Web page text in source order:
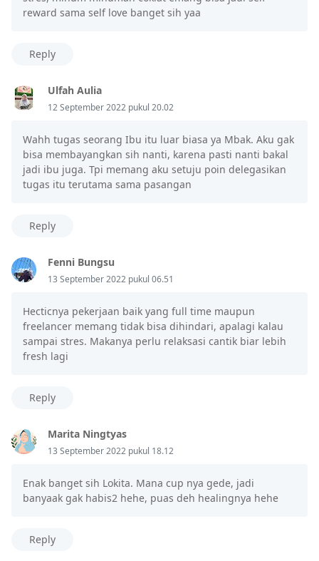
reward sama self love banget sih yaa
Reply
Ulfah Aulia
12 September 2022 pukul 20.02
Wahh tugas seorang Ibu itu luar biasa ya Mbak. Aku gak
bisa membayangkan sih nanti, karena pasti nanti bakal
jadi ibu juga. Tpi memang aku setuju poin delegasikan
tugas itu terutama sama pasangan
Reply
Fenni Bungsu
13 September 2022 pukul 06.51
Hecticnya pekerjaan baik yang full time maupun
freelancer memang tidak bisa dihindari, apalagi kalau
sampai stres. Makanya perlu relaksasi cantik biar lebih
fresh lagi
Reply
Marita Ningtyas
13 September 2022 pukul 18.12
Enak banget sih Lokita. Mana cup nya gede, jadi
banyaak gak habis2 hehe, puas deh healingnya hehe
Reply